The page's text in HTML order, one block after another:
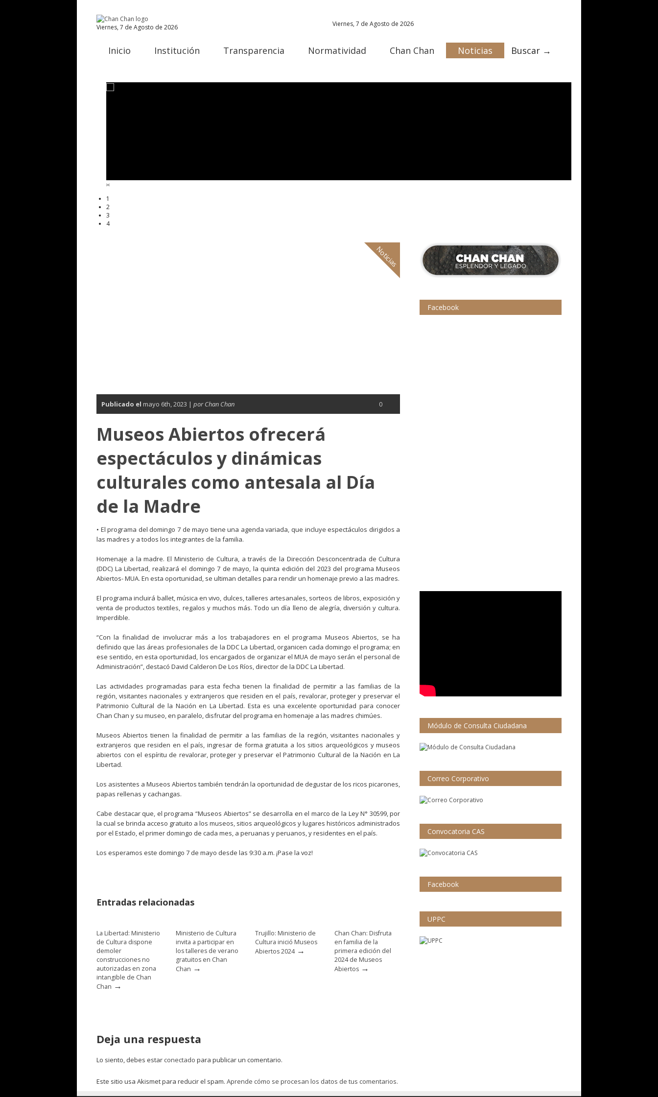
Viernes, 7 de Agosto de 2026
Viernes, 7 de Agosto de 2026
Inicio Institución Transparencia Normatividad Chan Chan Noticias Buscar →
›‹
1
2
3
4
Noticias
Publicado el mayo 6th, 2023 | por Chan Chan 0
Museos Abiertos ofrecerá
espectáculos y dinámicas
culturales como antesala al Día
de la Madre
• El programa del domingo 7 de mayo tiene una agenda variada, que incluye espectáculos dirigidos a
las madres y a todos los integrantes de la familia.
Homenaje a la madre. El Ministerio de Cultura, a través de la Dirección Desconcentrada de Cultura
(DDC) La Libertad, realizará el domingo 7 de mayo, la quinta edición del 2023 del programa Museos
Abiertos- MUA. En esta oportunidad, se ultiman detalles para rendir un homenaje previo a las madres.
El programa incluirá ballet, música en vivo, dulces, talleres artesanales, sorteos de libros, exposición y
venta de productos textiles, regalos y muchos más. Todo un día lleno de alegría, diversión y cultura.
Imperdible.
“Con la finalidad de involucrar más a los trabajadores en el programa Museos Abiertos, se ha
definido que las áreas profesionales de la DDC La Libertad, organicen cada domingo el programa; en
ese sentido, en esta oportunidad, los encargados de organizar el MUA de mayo serán el personal de
Administración”, destacó David Calderon De Los Ríos, director de la DDC La Libertad.
Las actividades programadas para esta fecha tienen la finalidad de permitir a las familias de la
región, visitantes nacionales y extranjeros que residen en el país, revalorar, proteger y preservar el
Patrimonio Cultural de la Nación en La Libertad. Esta es una excelente oportunidad para conocer
Chan Chan y su museo, en paralelo, disfrutar del programa en homenaje a las madres chimúes.
Museos Abiertos tienen la finalidad de permitir a las familias de la región, visitantes nacionales y
extranjeros que residen en el país, ingresar de forma gratuita a los sitios arqueológicos y museos
abiertos con el espíritu de revalorar, proteger y preservar el Patrimonio Cultural de la Nación en La
Libertad.
Los asistentes a Museos Abiertos también tendrán la oportunidad de degustar de los ricos picarones,
papas rellenas y cachangas.
Cabe destacar que, el programa “Museos Abiertos” se desarrolla en el marco de la Ley N° 30599, por
la cual se brinda acceso gratuito a los museos, sitios arqueológicos y lugares históricos administrados
por el Estado, el primer domingo de cada mes, a peruanas y peruanos, y residentes en el país.
Los esperamos este domingo 7 de mayo desde las 9:30 a.m. ¡Pase la voz!
Entradas relacionadas
La Libertad: Ministerio
de Cultura dispone
demoler
construcciones no
autorizadas en zona
intangible de Chan
Chan →
Ministerio de Cultura
invita a participar en
los talleres de verano
gratuitos en Chan
Chan →
Trujillo: Ministerio de
Cultura inició Museos
Abiertos 2024→
Chan Chan: Disfruta
en familia de la
primera edición del
2024 de Museos
Abiertos →
Deja una respuesta
Lo siento, debes estar conectado para publicar un comentario.
Este sitio usa Akismet para reducir el spam. Aprende cómo se procesan los datos de tus comentarios.
Facebook
Módulo de Consulta Ciudadana
Correo Corporativo
Convocatoria CAS
Facebook
UPPC